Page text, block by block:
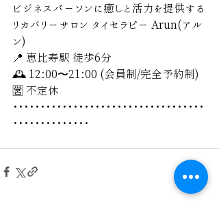
ビジネスパーソンに癒しと活力を提供する
リカバリーサロン タイセラピー Arun(アル
ン)
📍 恵比寿駅 徒歩6分
🕰 12:00〜21:00 (会員制/完全予約制)
🈺 不定休
･･･････････････････････････････････
･･････････････